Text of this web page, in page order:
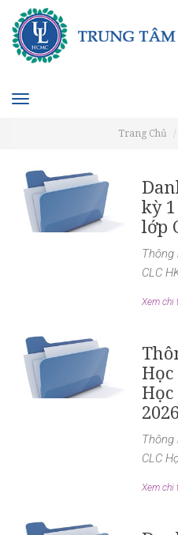
Toggle
Trang Chủ
kỳ 1
lớp
Thông
CLC
Xem chi
2026
Thông
CLC
Xem chi